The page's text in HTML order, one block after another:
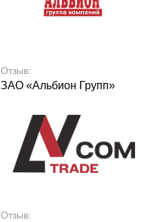
Отзыв:
ЗАО «Альбион Групп»
Отзыв: